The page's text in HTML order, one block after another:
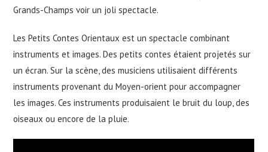
Grands-Champs voir un joli spectacle.
Les Petits Contes Orientaux est un spectacle combinant
instruments et images. Des petits contes étaient projetés sur
un écran. Sur la scène, des musiciens utilisaient différents
instruments provenant du Moyen-orient pour accompagner
les images. Ces instruments produisaient le bruit du loup, des
oiseaux ou encore de la pluie.